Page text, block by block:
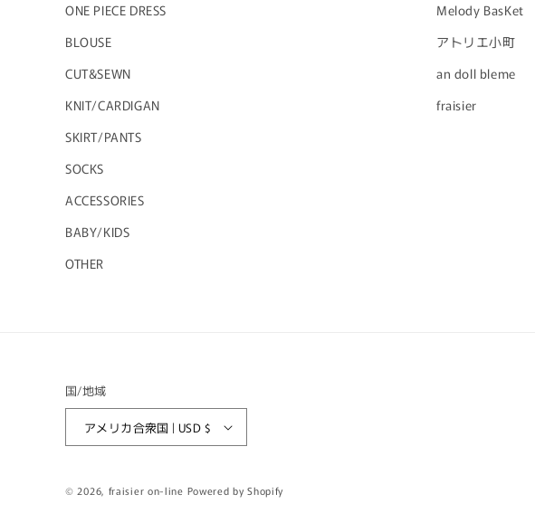
ONE PIECE DRESS
BLOUSE
CUT&SEWN
KNIT/CARDIGAN
SKIRT/PANTS
SOCKS
ACCESSORIES
BABY/KIDS
OTHER
Melody BasKet
アトリエ小町
an doll bleme
fraisier
国/地域
アメリカ合衆国 | USD $
© 2026, fraisier on-line Powered by Shopify